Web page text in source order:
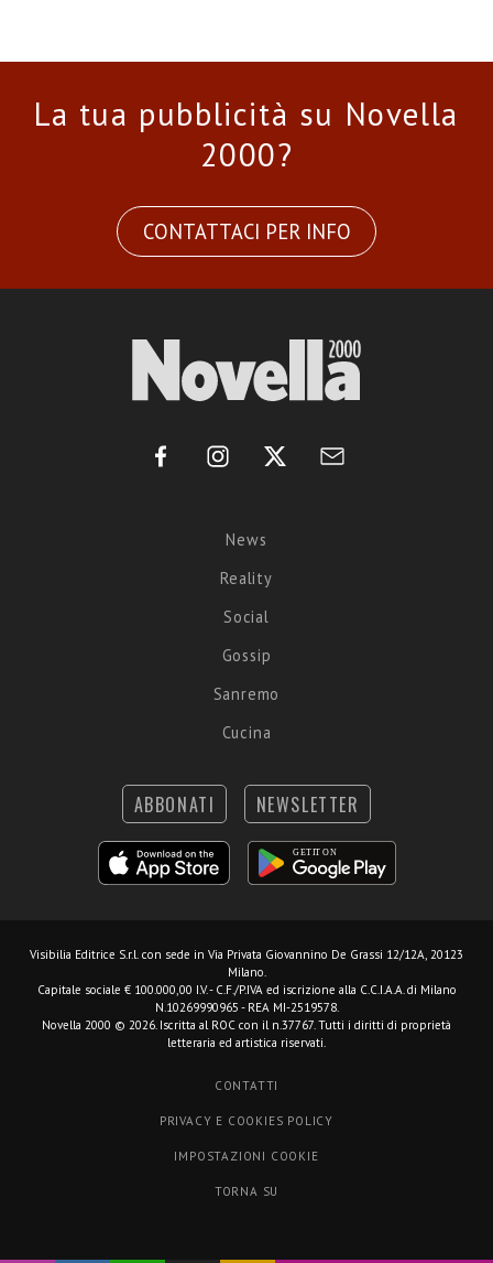
La tua pubblicità su Novella
2000?
CONTATTACI PER INFO
News
Reality
Social
Gossip
Sanremo
Cucina
ABBONATI NEWSLETTER
Visibilia Editrice S.r.l. con sede in Via Privata Giovannino De Grassi 12/12A, 20123
Milano.
Capitale sociale € 100.000,00 I.V. - C.F./P.IVA ed iscrizione alla C.C.I.A.A. di Milano
N.10269990965 - REA MI-2519578.
Novella 2000 © 2026. Iscritta al ROC con il n.37767. Tutti i diritti di proprietà
letteraria ed artistica riservati.
CONTATTI
PRIVACY E COOKIES POLICY
IMPOSTAZIONI COOKIE
TORNA SU